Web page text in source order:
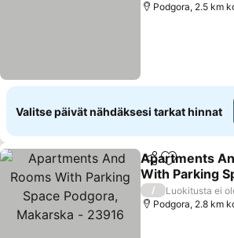
Podgora, 2.5 km
Valitse päivät nähdäksesi tarkat hinnat
Jaa Lisää
Apartments
With Parking
Podgora,
23916
/
Luokitusta ei
Podgora, 2.8 km